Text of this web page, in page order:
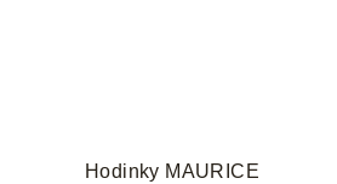
Hodinky MAURICE